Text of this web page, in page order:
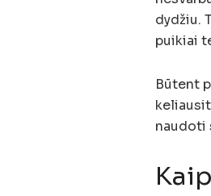
dydžiu.
puikiai
Būtent
naudoti